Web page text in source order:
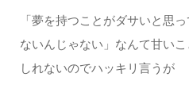
「夢を持つことがダサいと思
ないんじゃない」なんて甘い
しれないのでハッキリ言うが